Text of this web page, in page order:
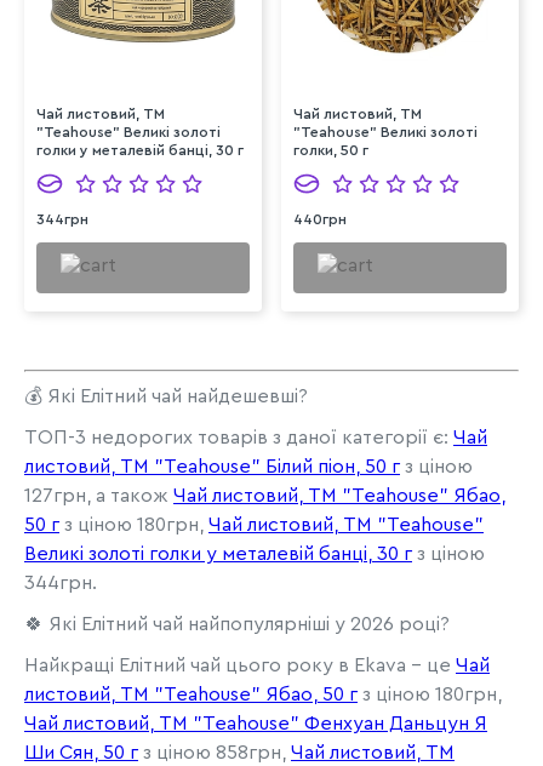
Чай листовий, ТМ
"Teahouse" Великі золоті
голки у металевій банці, 30 г
344грн
Чай листовий, ТМ
"Teahouse" Великі золоті
голки, 50 г
440грн
💰 Які Елітний чай найдешевші?
ТОП-3 недорогих товарів з даної категорії є: Чай
листовий, ТМ "Teahouse" Білий піон, 50 г з ціною
127грн, а також Чай листовий, ТМ "Teahouse" Ябао,
50 г з ціною 180грн, Чай листовий, ТМ "Teahouse"
Великі золоті голки у металевій банці, 30 г з ціною
344грн.
🍀 Які Елітний чай найпопулярніші у 2026 році?
Найкращі Елітний чай цього року в Ekava - це Чай
листовий, ТМ "Teahouse" Ябао, 50 г з ціною 180грн,
Чай листовий, ТМ "Teahouse" Фенхуан Даньцун Я
Ши Сян, 50 г з ціною 858грн, Чай листовий, ТМ